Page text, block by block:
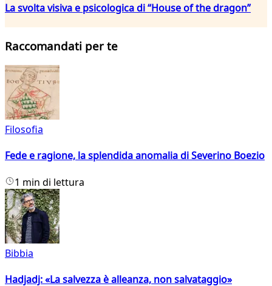
La svolta visiva e psicologica di “House of the dragon”
Raccomandati per te
Filosofia
Fede e ragione, la splendida anomalia di Severino Boezio
1 min di lettura
Bibbia
Hadjadj: «La salvezza è alleanza, non salvataggio»